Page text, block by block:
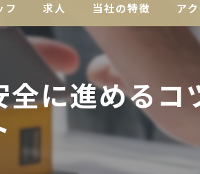
フ 求人 当社の特徴
戸建
空き家
ア
に進めるコ